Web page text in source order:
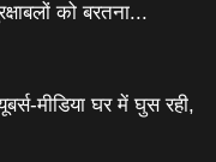
को बरतना...
मीडिया घर में घुस रही,